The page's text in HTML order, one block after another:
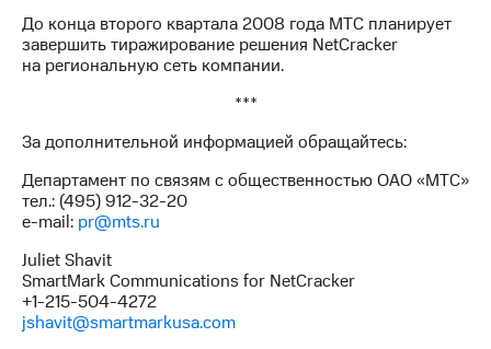
Описание
Программа
акций
Рынок
облигаций
Описание
Еврооблигации-2023
Уведомление
о
погашении
До конца второго квартала 2008 года МТС планирует
завершить тиражирование решения NetCracker
на региональную сеть компании.
***
За дополнительной информацией обращайтесь:
Департамент по связям с общественностью ОАО «МТС»
тел.: (495) 912-32-20
e-mail: pr@mts.ru
Juliet Shavit
SmartMark Communications for NetCracker
+1-215-504-4272
jshavit@smartmarkusa.com